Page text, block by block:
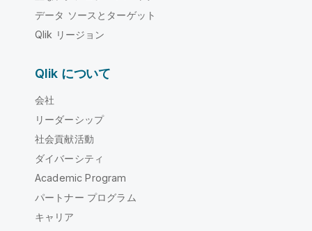
データ ソースとターゲット
Qlik リージョン
Qlik について
会社
リーダーシップ
社会貢献活動
ダイバーシティ
Academic Program
パートナー プログラム
キャリア